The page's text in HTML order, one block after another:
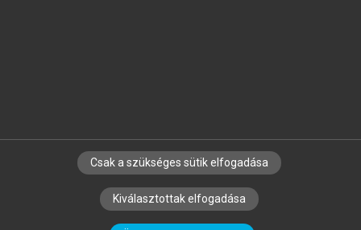
SZERZŐKNEK CÉGEKNEK KÖNYVTÁROSOKNAK
SZERKESZTÉSI ÉS LEKTORÁLÁSI ALAPELVEK
Csak a szükséges sütik elfogadása
Kiválasztottak elfogadása